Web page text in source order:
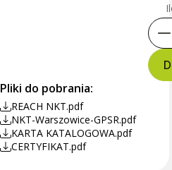
Pliki do pobrania:
REACH NKT.pdf
NKT-Warszowice-GPSR.pdf
KARTA KATALOGOWA.pdf
CERTYFIKAT.pdf